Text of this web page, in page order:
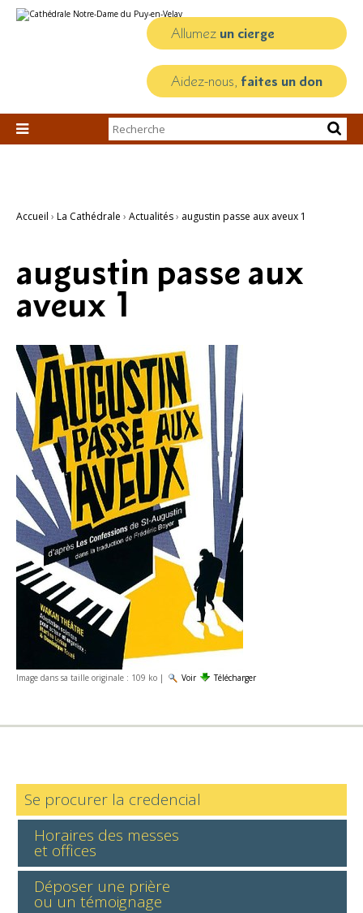
au
personnels
Allumez un cierge
Aidez-nous, faites un don

Chercher par
Recherche
Accueil › La Cathédrale › Actualités› augustin passe aux aveux 1
augustin passe aux
aveux 1
Image dans sa taille originale : 109 ko | Voir Télécharger
Se procurer la credencial
Horaires des messes
et offices
Déposer une prière
ou un témoignage